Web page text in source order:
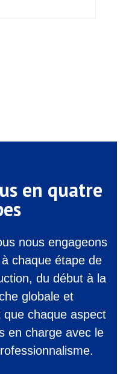
en quatre
nous engageons
chaque étape de
du début à la
globale et
chaque aspect
en charge avec le